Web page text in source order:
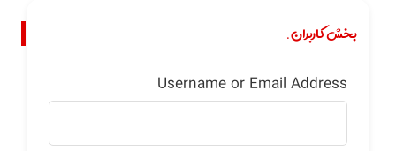
بخش کاربران.
Username or Email Address